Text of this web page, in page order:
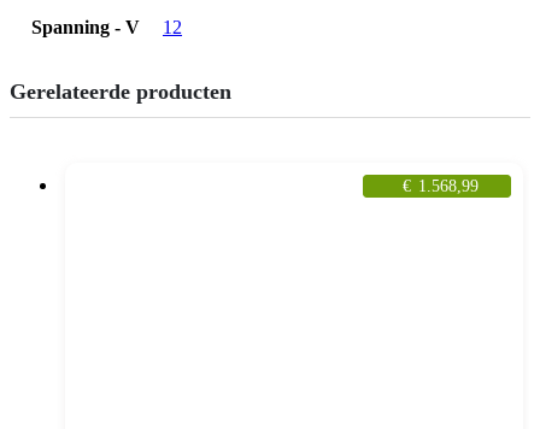
Spanning - V 12
Gerelateerde producten
€ 1.568,99